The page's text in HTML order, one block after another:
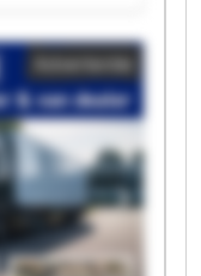
& Trucks
Cekaj
& Trucks
Cekaj
& Trucks
Cekaj
& Trucks
Cekaj
& Trucks
Advertentie